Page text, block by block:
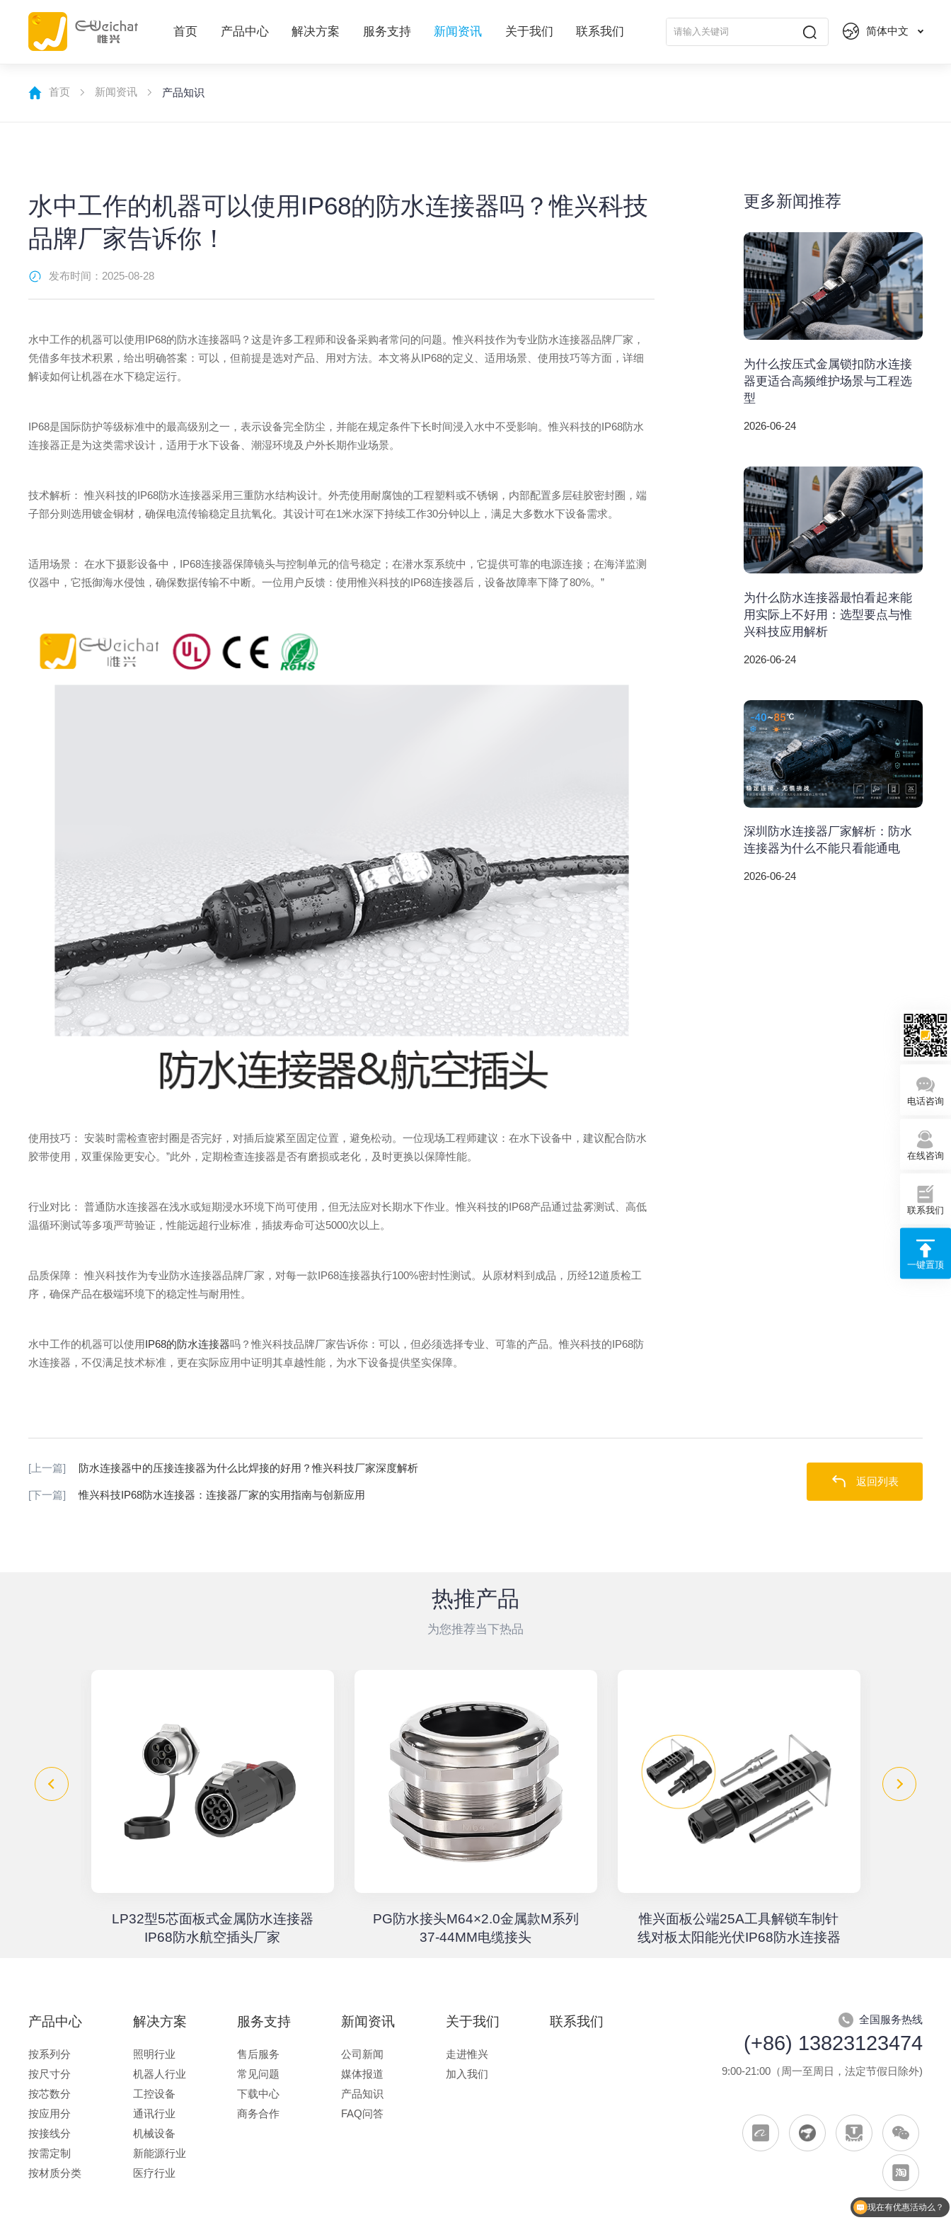
首页 产品中心 解决方案 服务支持 新闻资讯 关于我们 联系我们 简体中文
首页 新闻资讯 产品知识
​水中工作的机器可以使用IP68的防水连接器吗？惟兴科技
品牌厂家告诉你！
发布时间：2025-08-28
水中工作的机器可以使用IP68的防水连接器吗？这是许多工程师和设备采购者常问的问题。惟兴科技作为专业防水连接器品牌厂家，
凭借多年技术积累，给出明确答案：可以，但前提是选对产品、用对方法。本文将从IP68的定义、适用场景、使用技巧等方面，详细
解读如何让机器在水下稳定运行。
IP68是国际防护等级标准中的最高级别之一，表示设备完全防尘，并能在规定条件下长时间浸入水中不受影响。惟兴科技的IP68防水
连接器正是为这类需求设计，适用于水下设备、潮湿环境及户外长期作业场景。
技术解析： 惟兴科技的IP68防水连接器采用三重防水结构设计。外壳使用耐腐蚀的工程塑料或不锈钢，内部配置多层硅胶密封圈，端
子部分则选用镀金铜材，确保电流传输稳定且抗氧化。其设计可在1米水深下持续工作30分钟以上，满足大多数水下设备需求。
适用场景： 在水下摄影设备中，IP68连接器保障镜头与控制单元的信号稳定；在潜水泵系统中，它提供可靠的电源连接；在海洋监测
仪器中，它抵御海水侵蚀，确保数据传输不中断。一位用户反馈：使用惟兴科技的IP68连接器后，设备故障率下降了80%。”
使用技巧： 安装时需检查密封圈是否完好，对插后旋紧至固定位置，避免松动。一位现场工程师建议：在水下设备中，建议配合防水
胶带使用，双重保险更安心。”此外，定期检查连接器是否有磨损或老化，及时更换以保障性能。
行业对比： 普通防水连接器在浅水或短期浸水环境下尚可使用，但无法应对长期水下作业。惟兴科技的IP68产品通过盐雾测试、高低
温循环测试等多项严苛验证，性能远超行业标准，插拔寿命可达5000次以上。
品质保障： 惟兴科技作为专业防水连接器品牌厂家，对每一款IP68连接器执行100%密封性测试。从原材料到成品，历经12道质检工
序，确保产品在极端环境下的稳定性与耐用性。
水中工作的机器可以使用IP68的防水连接器吗？惟兴科技品牌厂家告诉你：可以，但必须选择专业、可靠的产品。惟兴科技的IP68防
水连接器，不仅满足技术标准，更在实际应用中证明其卓越性能，为水下设备提供坚实保障。
更多新闻推荐
为什么按压式金属锁扣防水连接
器更适合高频维护场景与工程选
型
2026-06-24
为什么防水连接器最怕看起来能
用实际上不好用：选型要点与惟
兴科技应用解析
2026-06-24
深圳防水连接器厂家解析：防水
连接器为什么不能只看能通电
2026-06-24
[上一篇] 防水连接器中的压接连接器为什么比焊接的好用？惟兴科技厂家深度解析
[下一篇] 惟兴科技IP68防水连接器：连接器厂家的实用指南与创新应用
返回列表
热推产品
为您推荐当下热品
LP32型5芯面板式金属防水连接器
IP68防水航空插头厂家
PG防水接头M64×2.0金属款M系列
37-44MM电缆接头
惟兴面板公端25A工具解锁车制针
线对板太阳能光伏IP68防水连接器
产品中心
按系列分
按尺寸分
按芯数分
按应用分
按接线分
按需定制
按材质分类
解决方案
照明行业
机器人行业
工控设备
通讯行业
机械设备
新能源行业
医疗行业
服务支持
售后服务
常见问题
下载中心
商务合作
新闻资讯
公司新闻
媒体报道
产品知识
FAQ问答
关于我们
走进惟兴
加入我们
联系我们 全国服务热线
(+86) 13823123474
9:00-21:00（周一至周日，法定节假日除外)
电话咨询
在线咨询
联系我们
一键置顶
现在有优惠活动么？